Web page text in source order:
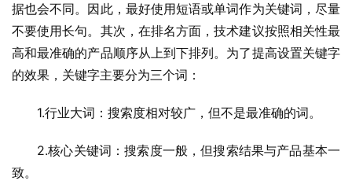
据也会不同。因此，最好使用短语或单词作为关键词，尽量
不要使用长句。其次，在排名方面，技术建议按照相关性最
高和最准确的产品顺序从上到下排列。为了提高设置关键字
的效果，关键字主要分为三个词：
1.行业大词：搜索度相对较广，但不是最准确的词。
2.核心关键词：搜索度一般，但搜索结果与产品基本一
致。